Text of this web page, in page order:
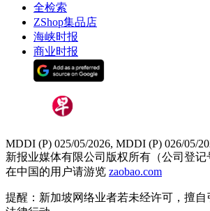
全检索
ZShop集品店
海峡时报
商业时报
MDDI (P) 025/05/2026, MDDI (P) 026/05/
新报业媒体有限公司版权所有（公司登记
在中国的用户请游览 zaobao.com
提醒：新加坡网络业者若未经许可，擅